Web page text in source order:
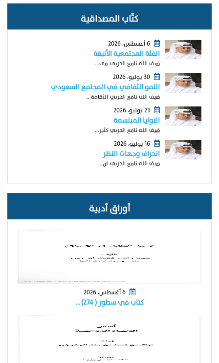
كتّاب المصداقية
6 أغسطس، 2026
الفئة المجتمعية الأنيقة
ضيف الله نافع الحربي في...
30 يوليو، 2026
النمو الثقافي في المجتمع السعودي
ضيف الله نافع الحربي الثقافة...
النوايا المبتسمة
ضيف الله نافع الحربي كثير...
16 يوليو، 2026
انحراف وجهات النظر
ضيف الله نافع الحربي لن...
أوراق أدبية
كتاب في سطور ( ٢٧٤) …